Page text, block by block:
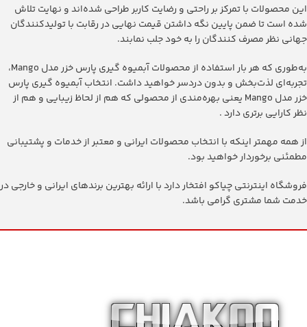
این محصولات با تمرکز بر راحتی و رضایت کاربر طراحی شده‌اند و نهایت تلاش
شده است تا ضمن پایین نگه داشتن قیمت نهایی در رقابت با تولیدکنندگان
جهانی نظر مصرف کنندگان را به خود جلب نمابند.
به‌طوری که هر بار استفاده از محصولات ‫آبمیوه گیری پارس خزر مدل Mango‬،
تجربه‌ای لذت‌بخش و بدون دردسر خواهید داشت. انتخاب ‫آبمیوه گیری پارس
خزر مدل Mango‬ یعنی بهره‌مندی از محصولی که هم از لحاظ زیبایی و هم از
نظر کارایی برتری دارد .
از همه مهمتر اینکه با انتخاب محصولات ایرانی و معتبر از خدمات و پشتیبانی
مطمئنی برخوردار خواهید بود.
فروشگاه اینترنتی چیاکو افتخار دارد با ارائه بهترین برندهای ایرانی و خارجی در
خدمت شما مشتری گرامی باشد.